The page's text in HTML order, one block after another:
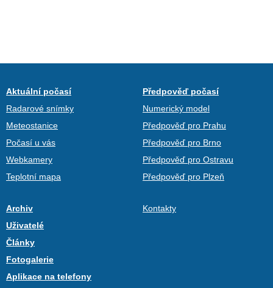
Aktuální počasí
Radarové snímky
Meteostanice
Počasí u vás
Webkamery
Teplotní mapa
Předpověď počasí
Numerický model
Předpověď pro Prahu
Předpověď pro Brno
Předpověď pro Ostravu
Předpověď pro Plzeň
Archiv
Uživatelé
Články
Fotogalerie
Aplikace na telefony
Kontakty